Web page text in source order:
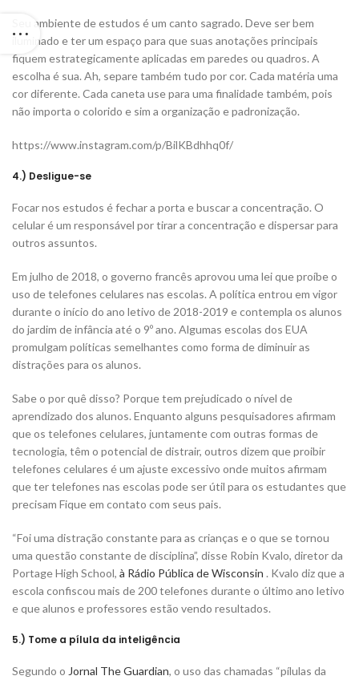
Seu ambiente de estudos é um canto sagrado. Deve ser bem
iluminado e ter um espaço para que suas anotações principais
fiquem estrategicamente aplicadas em paredes ou quadros. A
escolha é sua. Ah, separe também tudo por cor. Cada matéria uma
cor diferente. Cada caneta use para uma finalidade também, pois
não importa o colorido e sim a organização e padronização.
https://www.instagram.com/p/BilKBdhhq0f/
4.) Desligue-se
Focar nos estudos é fechar a porta e buscar a concentração. O
celular é um responsável por tirar a concentração e dispersar para
outros assuntos.
Em julho de 2018, o governo francês aprovou uma lei que proíbe o
uso de telefones celulares nas escolas. A política entrou em vigor
durante o início do ano letivo de 2018-2019 e contempla os alunos
do jardim de infância até o 9º ano. Algumas escolas dos EUA
promulgam políticas semelhantes como forma de diminuir as
distrações para os alunos.
Sabe o por quê disso? Porque tem prejudicado o nível de
aprendizado dos alunos. Enquanto alguns pesquisadores afirmam
que os telefones celulares, juntamente com outras formas de
tecnologia, têm o potencial de distrair, outros dizem que proibir
telefones celulares é um ajuste excessivo onde muitos afirmam
que ter telefones nas escolas pode ser útil para os estudantes que
precisam Fique em contato com seus pais.
“Foi uma distração constante para as crianças e o que se tornou
uma questão constante de disciplina”, disse Robin Kvalo, diretor da
Portage High School, à Rádio Pública de Wisconsin . Kvalo diz que a
escola confiscou mais de 200 telefones durante o último ano letivo
e que alunos e professores estão vendo resultados.
5.) Tome a pílula da inteligência
Segundo o Jornal The Guardian, o uso das chamadas “pílulas da